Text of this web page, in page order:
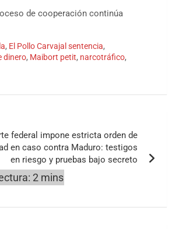
de cooperación continúa
, El Pollo Carvajal sentencia,
dinero, Maibort petit, narcotráfico,
federal impone estricta orden de
en caso contra Maduro: testigos
en riesgo y pruebas bajo secreto